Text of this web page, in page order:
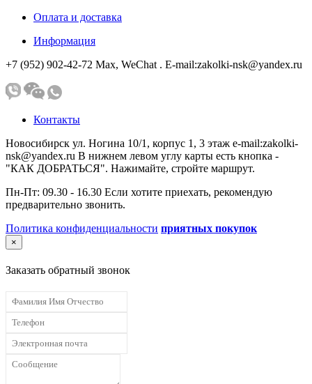
Оплата и доставка
Информация
+7 (952) 902-42-72 Мах, WeChat . E-mail:zakolki-nsk@yandex.ru
Контакты
Новосибирск ул. Ногина 10/1, корпус 1, 3 этаж e-mail:zakolki-
nsk@yandex.ru В нижнем левом углу карты есть кнопка -
"КАК ДОБРАТЬСЯ". Нажимайте, стройте маршрут.
Пн-Пт: 09.30 - 16.30 Если хотите приехать, рекомендую
предварительно звонить.
Политика конфиденциальности приятных покупок
×
Заказать обратный звонок